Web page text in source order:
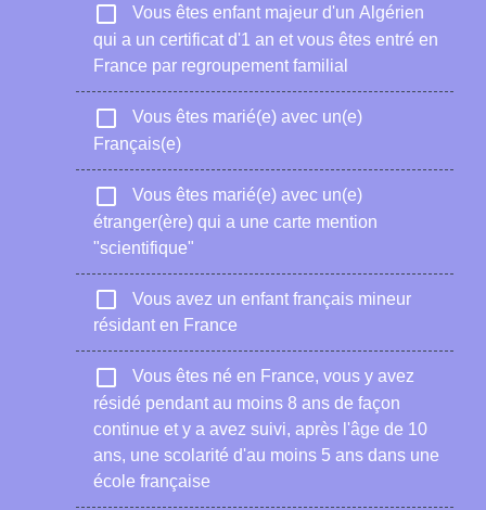
check_box_outline_blank
Vous êtes enfant majeur d'un Algérien
qui a un certificat d'1 an et vous êtes entré en
France par regroupement familial
check_box_outline_blank
Vous êtes marié(e) avec un(e)
Français(e)
check_box_outline_blank
Vous êtes marié(e) avec un(e)
étranger(ère) qui a une carte mention
"scientifique"
check_box_outline_blank
Vous avez un enfant français mineur
résidant en France
check_box_outline_blank
Vous êtes né en France, vous y avez
résidé pendant au moins 8 ans de façon
continue et y a avez suivi, après l'âge de 10
ans, une scolarité d'au moins 5 ans dans une
école française